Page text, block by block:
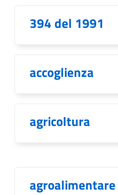
394 del 1991
accoglienza
agricoltura
agroalimentare